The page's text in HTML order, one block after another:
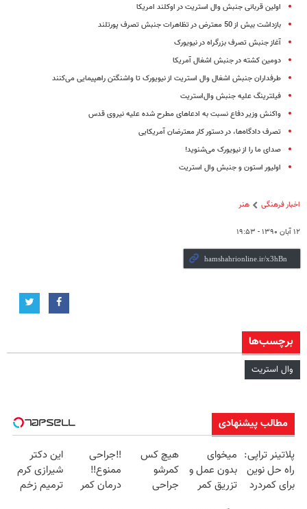
اولین قربانی جنبش وال استریت در اوکلند امریکا
بازداشت بیش از 50 معترض در تظاهرات جنبش تصرف پورتلند
آغاز جنبش تصرف بزرگراه در نیویورک
دومین کشته در جنبش اشغال آمریکا
طرفداران جنبش اشغال وال استریت از نیویورک تا واشنگتن راهپیمایی می‌کنند
فیلترینگ علیه جنبش وال‌استریت
واکنش وزیر دفاع نسبت به ادعاهای مطرح شده علیه نیروی قدس
تصرف دادگاه‌ها، در دستور کار معترضان آمریکایی
صدای ما را از نیویورک می‌شنوید!
اولیور استون و جنبش وال استریت
برچسب‌ها
وال استریت
اخبار فرهنگی هنر
۱۲ آبان ۱۳۹۰ - ۱۹:۵۳
مطالب پیشنهادی
پلاتینر تراپی:
راه حل نوین
برای کمردرد
میخوای
بدون عمل و
تزریق کمر
هیچ کس
کمرشو
جراحی
‼️جراحی
ممنوع‼️
درمان کمر
این دکتر
شیرازی کرم
ترمیم زخم